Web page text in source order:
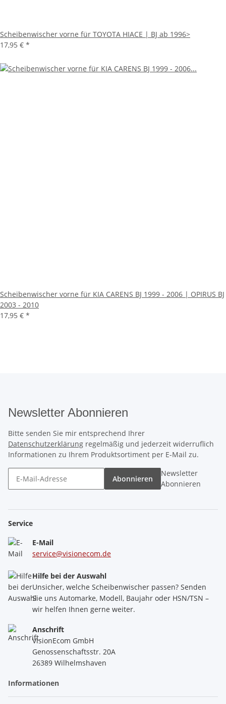
Scheibenwischer vorne für TOYOTA HIACE | BJ ab 1996>
17,95 € *
Scheibenwischer vorne für KIA CARENS BJ 1999 - 2006 | OPIRUS BJ
2003 - 2010
17,95 € *
Newsletter Abonnieren
Bitte senden Sie mir entsprechend Ihrer
Datenschutzerklärung regelmäßig und jederzeit widerruflich
Informationen zu Ihrem Produktsortiment per E-Mail zu.
Abonnieren
Newsletter
Abonnieren
Service
E-Mail
service@visionecom.de
Hilfe bei der Auswahl
Unsicher, welche Scheibenwischer passen? Senden
Sie uns Automarke, Modell, Baujahr oder HSN/TSN –
wir helfen Ihnen gerne weiter.
Anschrift
VisionEcom GmbH
Genossenschaftsstr. 20A
26389 Wilhelmshaven
Informationen